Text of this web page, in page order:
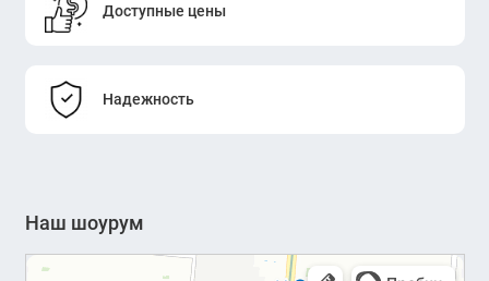
Доступные цены
Надежность
Наш шоурум